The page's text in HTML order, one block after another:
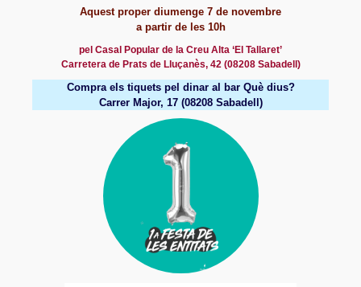
Projecte
Activitats
Parelles lingüístiques
Material
Documents fundacionals
Aquest proper diumenge 7 de novembre
a partir de les 10h
pel Casal Popular de la Creu Alta ‘El Tallaret’
Carretera de Prats de Lluçanès, 42 (08208 Sabadell)
Compra els tiquets pel dinar al bar Què dius?
Carrer Major, 17 (08208 Sabadell)